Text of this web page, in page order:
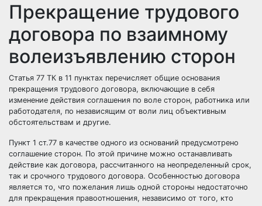
Прекращение трудового
договора по взаимному
волеизъявлению сторон
Статья 77 ТК в 11 пунктах перечисляет общие основания
прекращения трудового договора, включающие в себя
изменение действия соглашения по воле сторон, работника или
работодателя, по независящим от воли лиц объективным
обстоятельствам и другие.
Пункт 1 ст.77 в качестве одного из оснований предусмотрено
соглашение сторон. По этой причине можно останавливать
действие как договора, рассчитанного на неопределенный срок,
так и срочного трудового договора. Особенностью договора
является то, что пожелания лишь одной стороны недостаточно
для прекращения правоотношения, независимо от того, кто